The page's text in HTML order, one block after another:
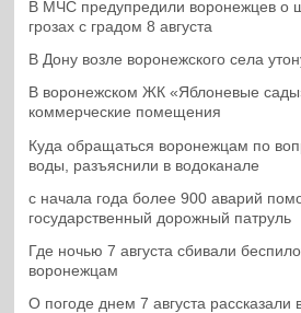
В МЧС предупредили воронежцев о
грозах с градом 8 августа
В Дону возле воронежского села
В воронежском ЖК «Яблоневые
коммерческие помещения
Куда обращаться воронежцам по
воды, разъяснили в водоканале
с начала года более 900 аварий
государственный дорожный патруль
Где ночью 7 августа сбивали
воронежцам
О погоде днем 7 августа рассказали